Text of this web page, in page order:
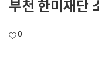
부천 한미재단
0